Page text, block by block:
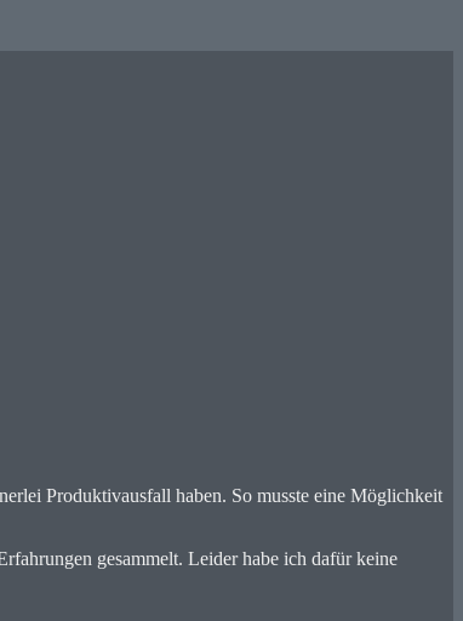
Produktivausfall haben. So musste eine Möglichkeit
gesammelt. Leider habe ich dafür keine